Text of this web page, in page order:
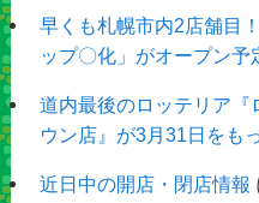
早くも札幌市内2店舗目
ップ〇化」がオープン予
道内最後のロッテリア『
ウン店』が3月31日をも
近日中の開店・閉店情報